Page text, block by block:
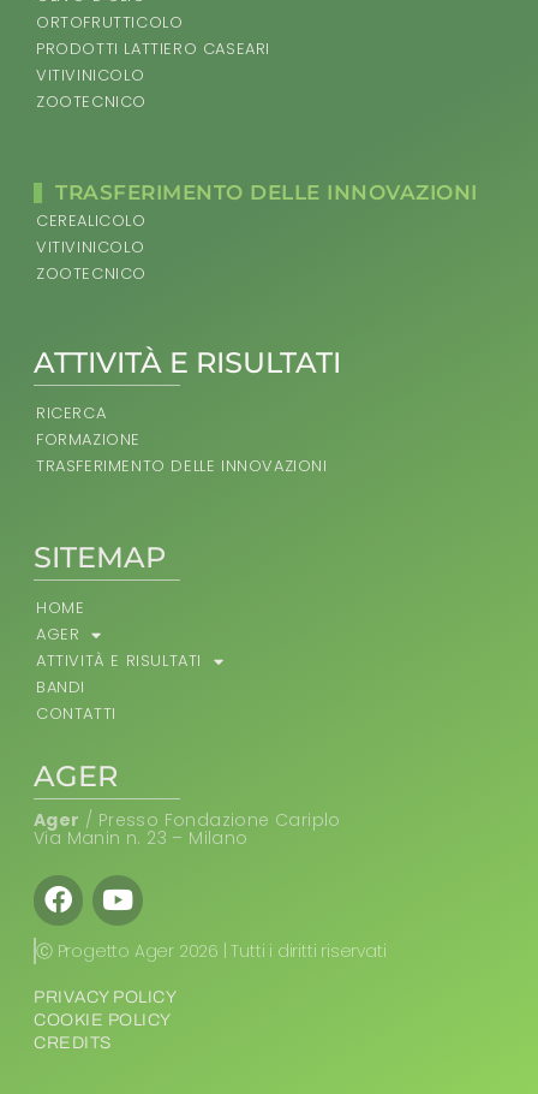
AGER
Ager / Presso Fondazione Cariplo
Via Manin n. 23 – Milano
Facebook
Youtube
ATTIVITÀ E RISULTATI
RICERCA
FORMAZIONE
TRASFERIMENTO DELLE INNOVAZIONI
SITEMAP
HOME
AGER
ATTIVITÀ E RISULTATI
BANDI
CONTATTI
ORTOFRUTTICOLO
PRODOTTI LATTIERO CASEARI
VITIVINICOLO
ZOOTECNICO
TRASFERIMENTO DELLE INNOVAZIONI
CEREALICOLO
VITIVINICOLO
ZOOTECNICO
PRIVACY POLICY
COOKIE POLICY
CREDITS
Ⓒ Progetto Ager 2026 | Tutti i diritti riservati